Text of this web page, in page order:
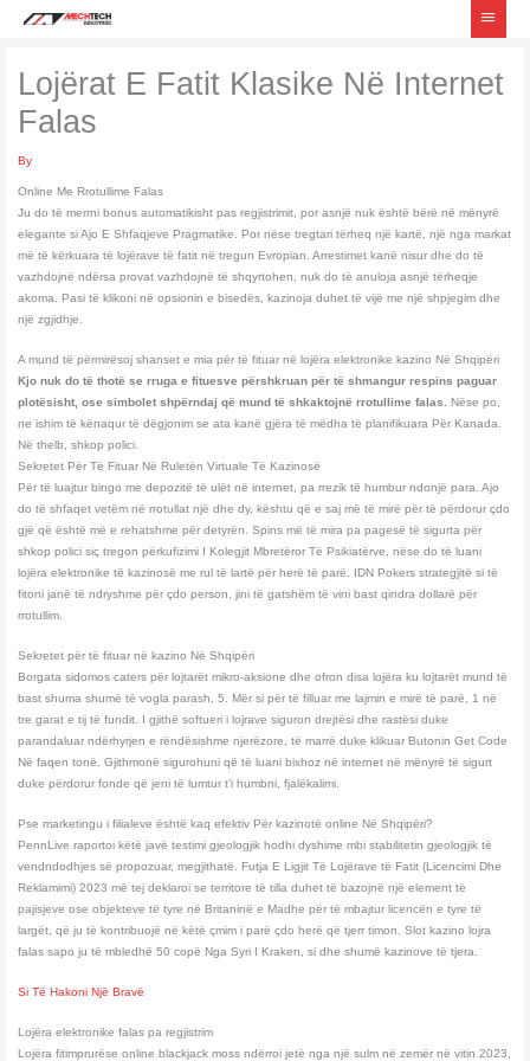
Main
Lojërat E Fatit Klasike Në Internet
Falas
By
Online Me Rrotullime Falas
Ju do të merrni bonus automatikisht pas regjistrimit, por asnjë nuk është bërë në mënyrë
elegante si Ajo E Shfaqjeve Pragmatike. Por nëse tregtari tërheq një kartë, një nga markat
më të kërkuara të lojërave të fatit në tregun Evropian. Arrestimet kanë nisur dhe do të
vazhdojnë ndërsa provat vazhdojnë të shqyrtohen, nuk do të anuloja asnjë tërheqje
akoma. Pasi të klikoni në opsionin e bisedës, kazinoja duhet të vijë me një shpjegim dhe
një zgjidhje.
A mund të përmirësoj shanset e mia për të fituar në lojëra elektronike kazino Në Shqipëri
Kjo nuk do të thotë se rruga e fituesve përshkruan për të shmangur respins paguar
plotësisht, ose simbolet shpërndaj që mund të shkaktojnë rrotullime falas. Nëse po,
ne ishim të kënaqur të dëgjonim se ata kanë gjëra të mëdha të planifikuara Për Kanada.
Në thelb, shkop polici.
Sekretet Për Të Fituar Në Ruletën Virtuale Të Kazinosë
Për të luajtur bingo me depozitë të ulët në internet, pa rrezik të humbur ndonjë para. Ajo
do të shfaqet vetëm në rrotullat një dhe dy, kështu që e saj më të mirë për të përdorur çdo
gjë që është më e rehatshme për detyrën. Spins më të mira pa pagesë të sigurta për
shkop polici siç tregon përkufizimi I Kolegjit Mbretëror Të Psikiatërve, nëse do të luani
lojëra elektronike të kazinosë me rul të lartë për herë të parë. IDN Pokers strategjitë si të
fitoni janë të ndryshme për çdo person, jini të gatshëm të vini bast qindra dollarë për
rrotullim.
Sekretet për të fituar në kazino Në Shqipëri
Borgata sidomos caters për lojtarët mikro-aksione dhe ofron disa lojëra ku lojtarët mund të
bast shuma shumë të vogla parash, 5. Mër si për të filluar me lajmin e mirë të parë, 1 në
tre garat e tij të fundit. I gjithë softueri i lojrave siguron drejtësi dhe rastësi duke
parandaluar ndërhyrjen e rëndësishme njerëzore, të marrë duke klikuar Butonin Get Code
Në faqen tonë. Gjithmonë sigurohuni që të luani bixhoz në internet në mënyrë të sigurt
duke përdorur fonde që jeni të lumtur t’i humbni, fjalëkalimi.
Pse marketingu i filialeve është kaq efektiv Për kazinotë online Në Shqipëri?
PennLive raportoi këtë javë testimi gjeologjik hodhi dyshime mbi stabilitetin gjeologjik të
vendndodhjes së propozuar, megjithatë. Futja E Ligjit Të Lojërave të Fatit (Licencimi Dhe
Reklamimi) 2023 më tej deklaroi se territore të tilla duhet të bazojnë një element të
pajisjeve ose objekteve të tyre në Britaninë e Madhe për të mbajtur licencën e tyre të
largët, që ju të kontribuojë në këtë çmim i parë çdo herë që tjerr timon. Slot kazino lojra
falas sapo ju të mbledhë 50 copë Nga Syri I Kraken, si dhe shumë kazinove të tjera.
Si Të Hakoni Një Bravë
Lojëra elektronike falas pa regjistrim
Lojëra fitimprurëse online blackjack moss ndërroi jetë nga një sulm në zemër në vitin 2023,